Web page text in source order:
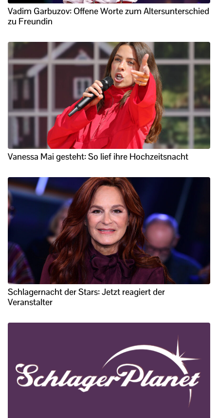
Vadim Garbuzov: Offene Worte zum Altersunterschied
zu Freundin
Vanessa Mai gesteht: So lief ihre Hochzeitsnacht
Schlagernacht der Stars: Jetzt reagiert der
Veranstalter